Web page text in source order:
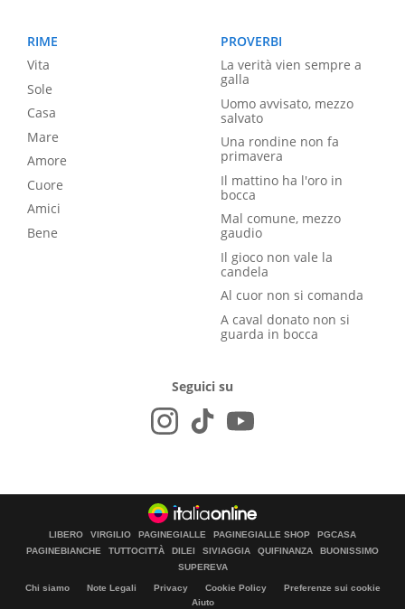
RIME
Vita
Sole
Casa
Mare
Amore
Cuore
Amici
Bene
PROVERBI
La verità vien sempre a
galla
Uomo avvisato, mezzo
salvato
Una rondine non fa
primavera
Il mattino ha l'oro in
bocca
Mal comune, mezzo
gaudio
Il gioco non vale la
candela
Al cuor non si comanda
A caval donato non si
guarda in bocca
Seguici su
LIBERO VIRGILIO PAGINEGIALLE PAGINEGIALLE SHOP
PGCASA
PAGINEBIANCHE
TUTTOCITTÀ DILEI SIVIAGGIA QUIFINANZA
BUONISSIMO
SUPEREVA
Chi siamo Note Legali Privacy Cookie Policy
Preferenze sui cookie
Aiuto